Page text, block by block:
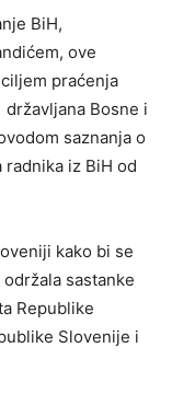
BiH,
ove
praćenja
Bosne i
saznanja o
iz BiH od
kako bi se
sastanke
Republike
Slovenije i